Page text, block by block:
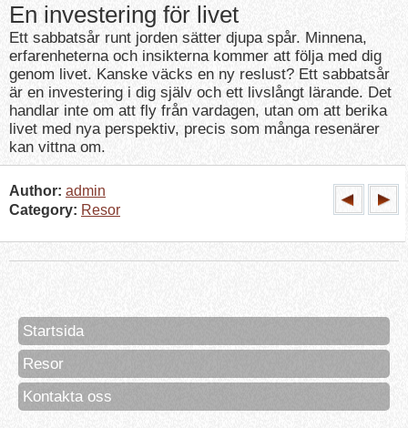
En investering för livet
Ett sabbatsår runt jorden sätter djupa spår. Minnena,
erfarenheterna och insikterna kommer att följa med dig
genom livet. Kanske väcks en ny reslust? Ett sabbatsår
är en investering i dig själv och ett livslångt lärande. Det
handlar inte om att fly från vardagen, utan om att berika
livet med nya perspektiv, precis som många resenärer
kan vittna om.
Author: admin
Category: Resor
Startsida
Resor
Kontakta oss